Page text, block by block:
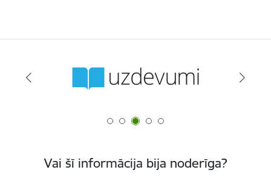
Vai šī informācija bija noderīga?